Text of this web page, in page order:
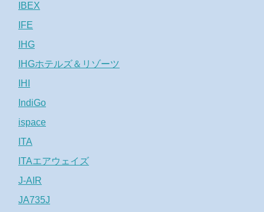
IBEX
IFE
IHG
IHGホテルズ＆リゾーツ
IHI
IndiGo
ispace
ITA
ITAエアウェイズ
J-AIR
JA735J